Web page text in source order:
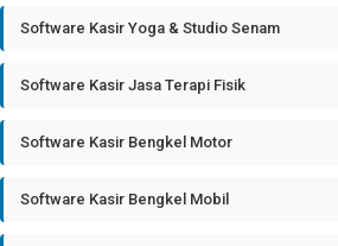
Software Kasir Yoga & Studio Senam
Software Kasir Jasa Terapi Fisik
Software Kasir Bengkel Motor
Software Kasir Bengkel Mobil